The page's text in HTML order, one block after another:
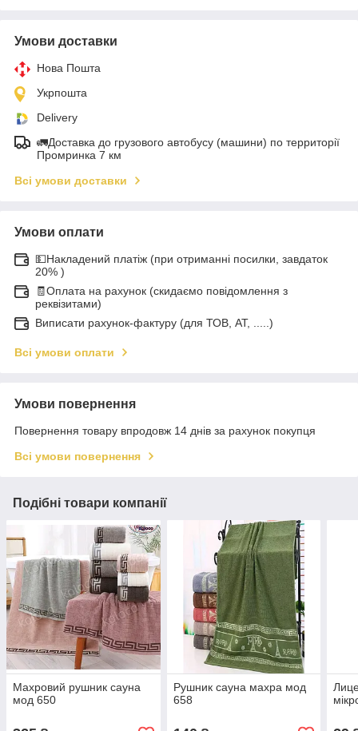
Умови доставки
Нова Пошта
Укрпошта
Delivery
🚛Доставка до грузового автобусу (машини) по территорії
Промринка 7 км
Всі умови доставки
Умови оплати
💵Накладений платіж (при отриманні посилки, завдаток
20% )
🧾Оплата на рахунок (скидаємо повідомлення з
реквізитами)
Виписати рахунок-фактуру (для ТОВ, АТ, .....)
Всі умови оплати
Умови повернення
Повернення товару впродовж 14 днів за рахунок покупця
Всі умови повернення
Подібні товари компанії
Махровий рушник сауна
мод 650
Рушник сауна махра мод
658